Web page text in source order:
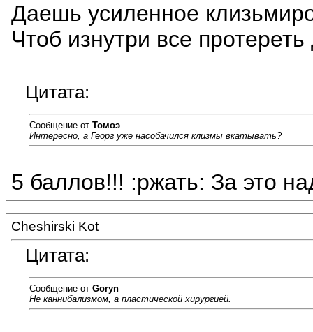
Даешь усиленное
Чтоб изнутри все
Цитата:
Сообщение от Томоэ
Интересно, а Георг уже насобачился клизмы вкатывать?
5 баллов!!! :ржать: За это
Cheshirski Kot
Цитата:
Сообщение от Goryn
Не каннибализмом, а пластической хирургией.